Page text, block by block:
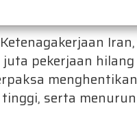
pekerjaan
serta